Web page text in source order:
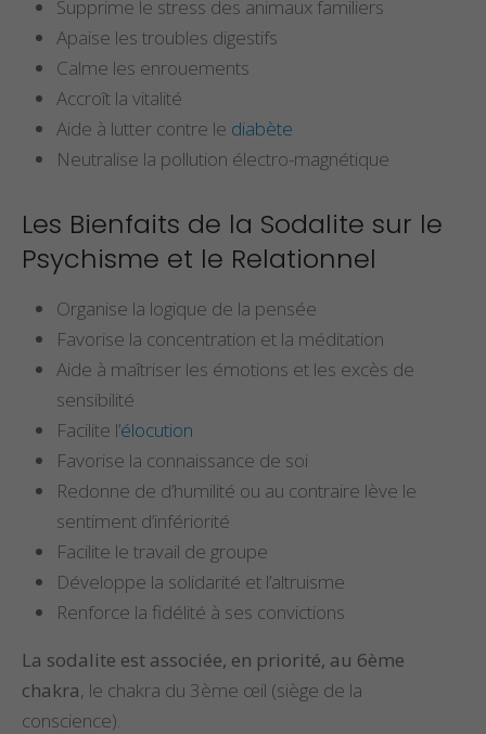
Supprime le stress des animaux familiers
Apaise les troubles digestifs
Calme les enrouements
Accroît la vitalité
Aide à lutter contre le diabète
Neutralise la pollution électro-magnétique
Les Bienfaits de la Sodalite sur le
Psychisme et le Relationnel
Organise la logique de la pensée
Favorise la concentration et la méditation
Aide à maîtriser les émotions et les excès de
sensibilité
Facilite l’élocution
Favorise la connaissance de soi
Redonne de d’humilité ou au contraire lève le
sentiment d’infériorité
Facilite le travail de groupe
Développe la solidarité et l’altruisme
Renforce la fidélité à ses convictions
La sodalite est associée, en priorité, au 6ème
chakra, le chakra du 3ème œil (siège de la
conscience).